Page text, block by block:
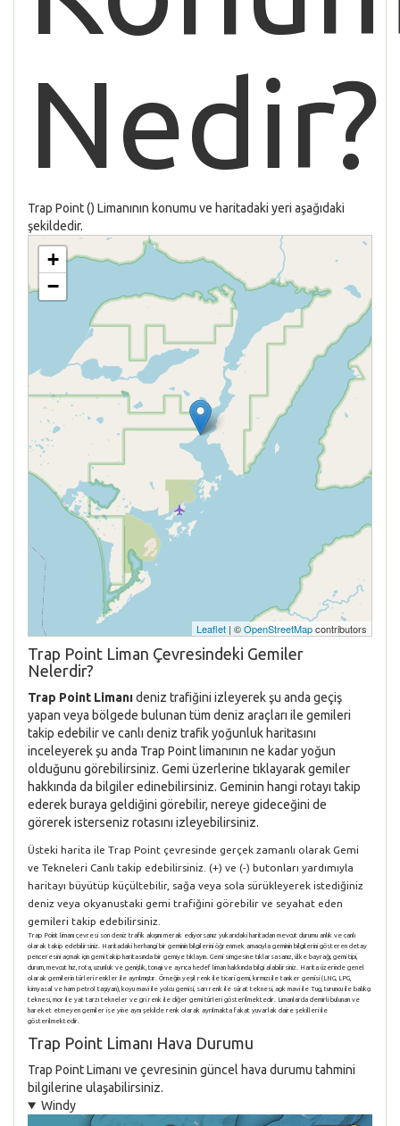
Nedir?
Trap Point () Limanının konumu ve haritadaki yeri aşağıdaki
şekildedir.
+
−
Leaflet | ©OpenStreetMapcontributors
Trap Point Liman Çevresindeki Gemiler
Nelerdir?
Trap Point Limanıdeniz trafiğini izleyerek şu anda geçiş
yapan veya bölgede bulunan tüm deniz araçları ile gemileri
takip edebilir ve canlı deniz trafik yoğunluk haritasını
inceleyerek şu anda Trap Point limanının ne kadar yoğun
olduğunu görebilirsiniz. Gemi üzerlerine tıklayarak gemiler
hakkında da bilgiler edinebilirsiniz. Geminin hangi rotayı takip
ederek buraya geldiğini görebilir, nereye gideceğini de
görerek isterseniz rotasını izleyebilirsiniz.
Üsteki harita ile Trap Point çevresinde gerçek zamanlı olarak Gemi
ve Tekneleri Canlı takip edebilirsiniz. (+) ve (-) butonları yardımıyla
haritayı büyütüp küçültebilir, sağa veya sola sürükleyerek istediğiniz
deniz veya okyanustaki gemi trafiğini görebilir ve seyahat eden
gemileri takip edebilirsiniz.
Trap Point limanı çevresi son deniz trafik akışını merak ediyorsanız yukarıdaki haritadan mevcut durumu anlık ve canlı
olarak takip edebilirsiniz. Haritadaki herhangi bir geminin bilgilerini öğrenmek amacıyla geminin bilgilerini gösteren detay
penceresini açmak için gemi takip haritasında bir gemiye tıklayın. Gemi simgesine tıklarsasanız, ülke bayrağı, gemi tipi,
durum, mevcut hız, rota, uzunluk ve genişlik, tonajı ve ayrıca hedef liman hakkında bilgi alabilirsiniz. Harita üzerinde genel
olarak gemilerin türleri renkler ile ayrılmıştır. Örneğin yeşil renk ile ticari gemi, kırmızı ile tanker gemisi (LNG, LPG,
kimyasal ve ham petrol taşıyan), koyu mavi ile yolcu gemisi, sarı renk ile sürat teknesi, açık mavi ile Tug, turuncu ile balıkçı
teknesi, mor ile yat tarzı tekneler ve gri renk ile diğer gemi türleri gösterilmektedir. Limanlarda demirli bulunan ve
hareket etmeyen gemiler ise yine aynı şekilde renk olarak ayrılmakta fakat yuvarlak daire şekilleri ile
gösterilmektedir.
Trap Point Limanı Hava Durumu
Trap Point Limanı ve çevresinin güncel hava durumu tahmini
bilgilerine ulaşabilirsiniz.
Windy